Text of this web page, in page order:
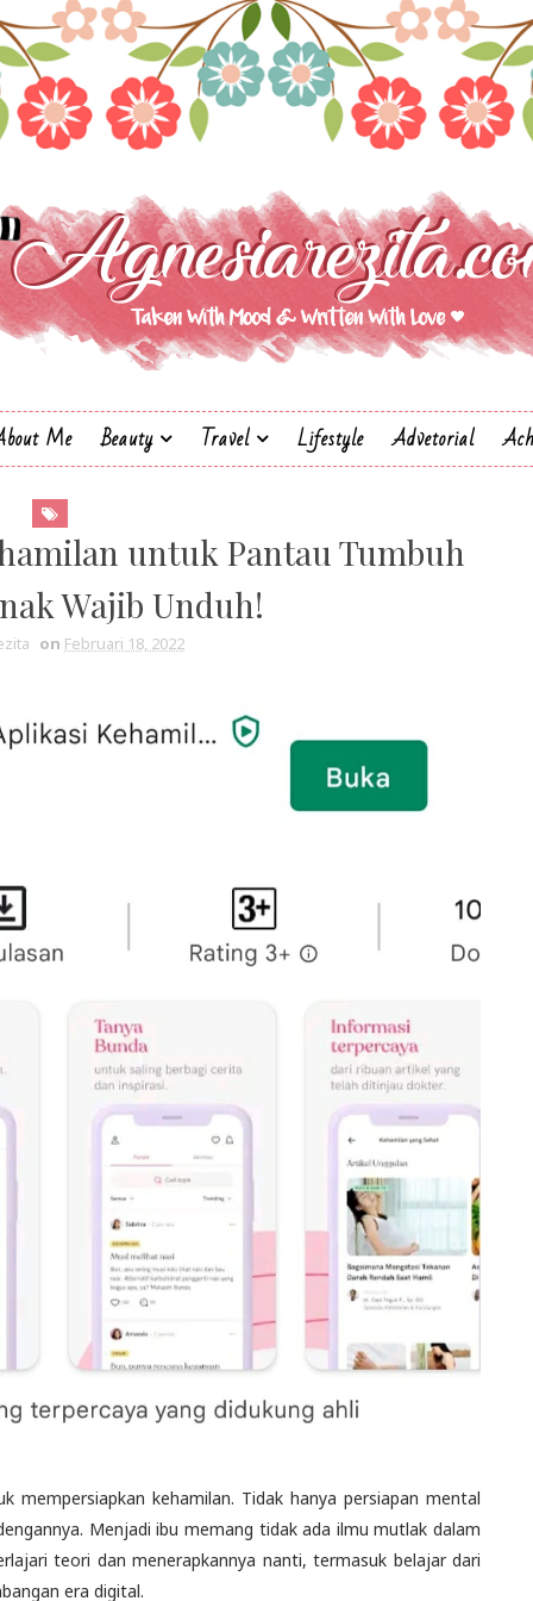
Me Beauty Travel Lifestyle Advetorial
untuk Pantau Tumbuh
Wajib Unduh!
on Februari 18, 2022
mempersiapkan kehamilan. Tidak hanya persiapan mental
Menjadi ibu memang tidak ada ilmu mutlak dalam
teori dan menerapkannya nanti, termasuk belajar dari
era digital.